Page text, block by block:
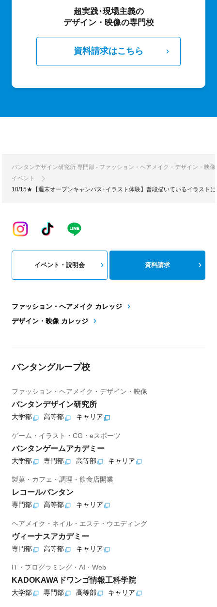
超実践･現場主義の
デザイン・映像の専門校
資料請求はこちら
バンタンデザイン研究所 専門部 - ファッション・ヘアメイク・デザイン・映
イベント
10/15★【週末オープンキャンパス+イラスト体験】普段描いているイラスト
ファッション・ヘアメイク カレッジ
デザイン・映像 カレッジ
イベント・説明会 資料請求
バンタングループ校
ファッション・ヘアメイク・デザイン・映像
バンタンデザイン研究所
大学部 高等部 キャリア
ゲーム・イラスト・CG・eスポーツ
バンタンゲームアカデミー
大学部 専門部 高等部 キャリア
製菓・カフェ・調理・飲食店開業
レコールバンタン
専門部 高等部 キャリア
ヘアメイク・ネイル・エステ・ウエディング
ヴィーナスアカデミー
専門部 高等部 キャリア
IT・プログラミング・AI・Web
KADOKAWAドワンゴ情報工科学院
大学部 専門部 高等部 キャリア